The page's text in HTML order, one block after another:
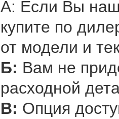
А: Если Вы наш
купите по
от модели и
Б: Вам не
расходной
В: Опция